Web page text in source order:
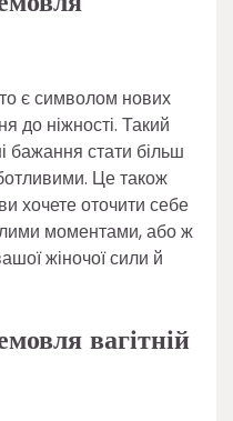
є символом нових
до ніжності. Такий
бажання стати більш
Це також
хочете оточити себе
моментами, або ж
жіночої сили й
вагітній